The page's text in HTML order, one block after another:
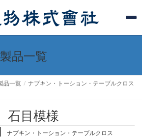
品一覧
品一覧
ナプキン・トーション・テーブルクロス
石目模様
ナプキン・トーション・テーブルクロス